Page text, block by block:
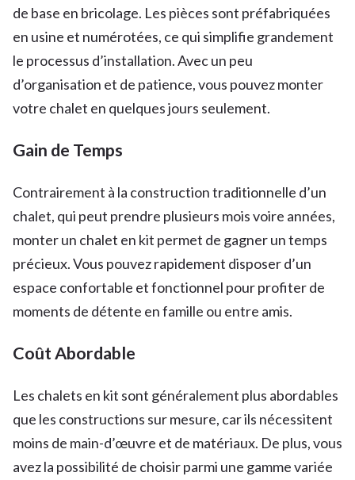
de base en bricolage. Les pièces sont préfabriquées
en usine et numérotées, ce qui simplifie grandement
le processus d’installation. Avec un peu
d’organisation et de patience, vous pouvez monter
votre chalet en quelques jours seulement.
Gain de Temps
Contrairement à la construction traditionnelle d’un
chalet, qui peut prendre plusieurs mois voire années,
monter un chalet en kit permet de gagner un temps
précieux. Vous pouvez rapidement disposer d’un
espace confortable et fonctionnel pour profiter de
moments de détente en famille ou entre amis.
Coût Abordable
Les chalets en kit sont généralement plus abordables
que les constructions sur mesure, car ils nécessitent
moins de main-d’œuvre et de matériaux. De plus, vous
avez la possibilité de choisir parmi une gamme variée